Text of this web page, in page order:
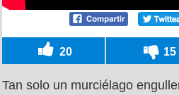
20 15
Tan solo un murciélago